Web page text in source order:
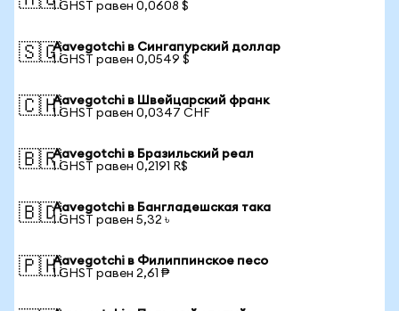
1 GHST равен 0,0608 $
🇸🇬Aavegotchi в Сингапурский доллар
1 GHST равен 0,0549 $
🇨🇭Aavegotchi в Швейцарский франк
1 GHST равен 0,0347 CHF
🇧🇷Aavegotchi в Бразильский реал
1 GHST равен 0,2191 R$
🇧🇩Aavegotchi в Бангладешская така
1 GHST равен 5,32 ৳
🇵🇭Aavegotchi в Филиппинское песо
1 GHST равен 2,61 ₱